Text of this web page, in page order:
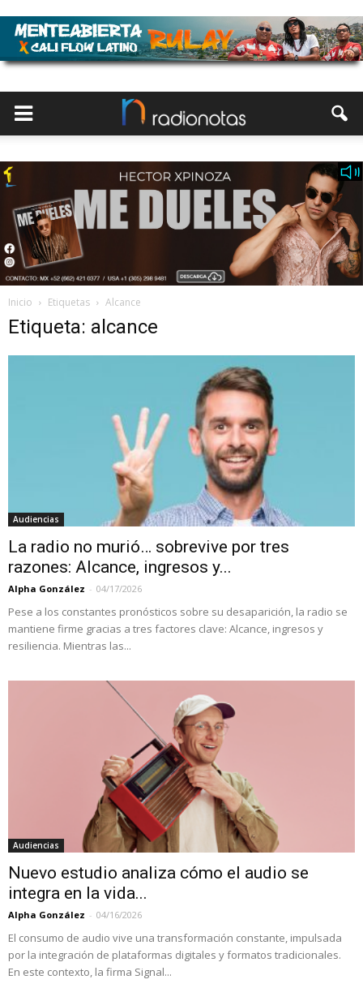
Inicio Etiquetas Alcance
Etiqueta: alcance
Audiencias
La radio no murió… sobrevive por tres
razones: Alcance, ingresos y...
Alpha González - 04/17/2026
Pese a los constantes pronósticos sobre su desaparición, la radio se
mantiene firme gracias a tres factores clave: Alcance, ingresos y
resiliencia. Mientras las...
Audiencias
Nuevo estudio analiza cómo el audio se
integra en la vida...
Alpha González - 04/16/2026
El consumo de audio vive una transformación constante, impulsada
por la integración de plataformas digitales y formatos tradicionales.
En este contexto, la firma Signal...